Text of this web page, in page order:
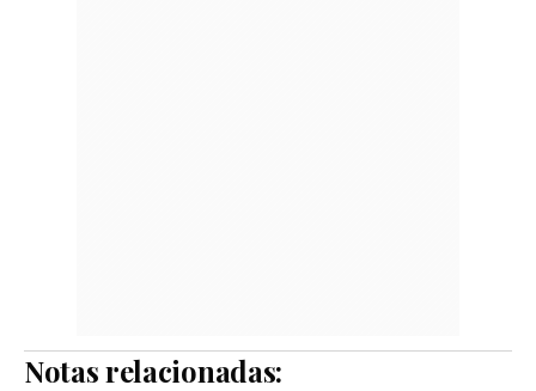
Notas relacionadas: